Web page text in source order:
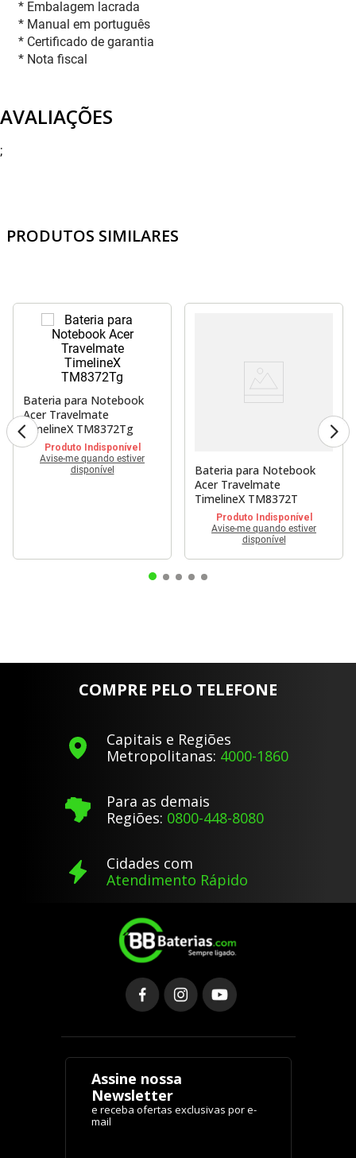
* Embalagem lacrada
* Manual em português
* Certificado de garantia
* Nota fiscal
AVALIAÇÕES
;
PRODUTOS SIMILARES
Bateria para Notebook
Acer Travelmate
TimelineX TM8372Tg
Produto Indisponível
Avise-me quando estiver
disponível
Bateria para Notebook
Acer Travelmate
TimelineX TM8372T
Produto Indisponível
Avise-me quando estiver
disponível
COMPRE PELO TELEFONE
Capitais e Regiões
Metropolitanas: 4000-1860
Para as demais
Regiões: 0800-448-8080
Cidades com
Atendimento Rápido
Assine nossa
Newsletter